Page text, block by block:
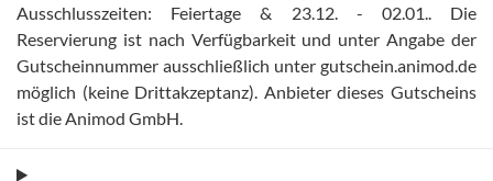
Ausschlusszeiten: Feiertage & 23.12. - 02.01.
Die
Reservierung ist nach Verfügbarkeit und unter Angabe der
Gutscheinnummer ausschließlich unter gutschein.animod.de
möglich (keine Drittakzeptanz) Anbieter dieses Gutscheins
ist die Animod GmbH